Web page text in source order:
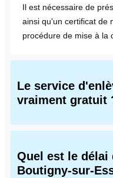
Il est nécessaire de
ainsi qu'un certificat de
procédure de mise à la
Le service
vraiment gratuit
Quel est le
Boutigny-sur-